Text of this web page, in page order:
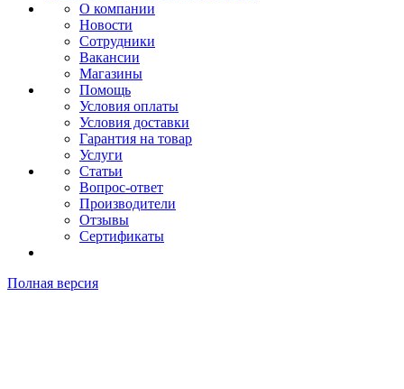
О компании
Новости
Сотрудники
Вакансии
Магазины
Помощь
Условия оплаты
Условия доставки
Гарантия на товар
Услуги
Статьи
Вопрос-ответ
Производители
Отзывы
Сертификаты
Полная версия